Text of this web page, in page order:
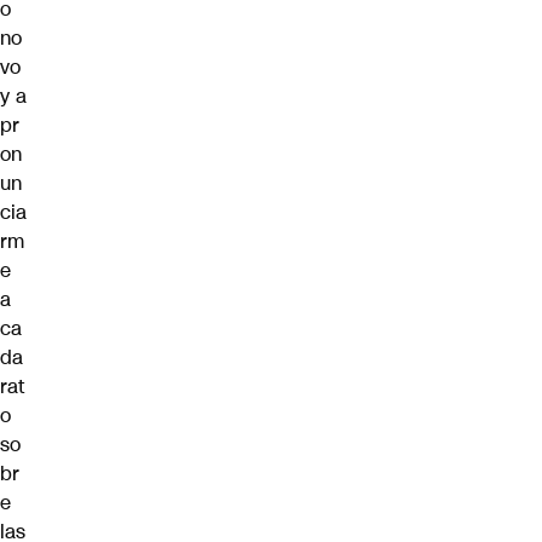
o
no
vo
y a
pr
on
un
cia
rm
e
a
ca
da
rat
o
so
br
e
las